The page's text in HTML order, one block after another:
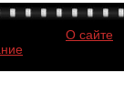
О сайте